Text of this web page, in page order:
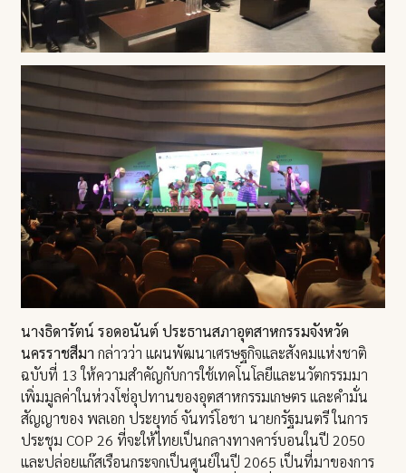
นางธิดารัตน์ รอดอนันต์ ประธานสภาอุตสาหกรรมจังหวัด
นครราชสีมา กล่าวว่า แผนพัฒนาเศรษฐกิจและสังคมแห่งชาติ
ฉบับที่ 13 ให้ความสำคัญกับการใช้เทคโนโลยีและนวัตกรรมมา
เพิ่มมูลค่าในห่วงโซ่อุปทานของอุตสาหกรรมเกษตร และคำมั่น
สัญญาของ พลเอก ประยุทธ์ จันทร์โอชา นายกรัฐมนตรี ในการ
ประชุม COP 26 ที่จะให้ไทยเป็นกลางทางคาร์บอนในปี 2050
และปล่อยแก๊สเรือนกระจกเป็นศูนย์ในปี 2065 เป็นที่มาของการ